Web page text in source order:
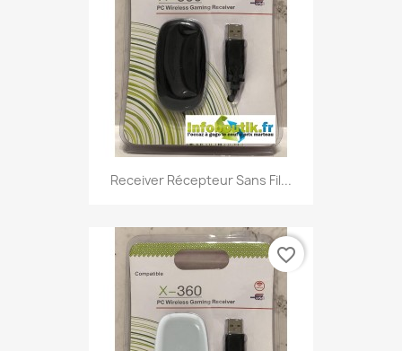
Receiver Récepteur Sans Fil...
favorite_border